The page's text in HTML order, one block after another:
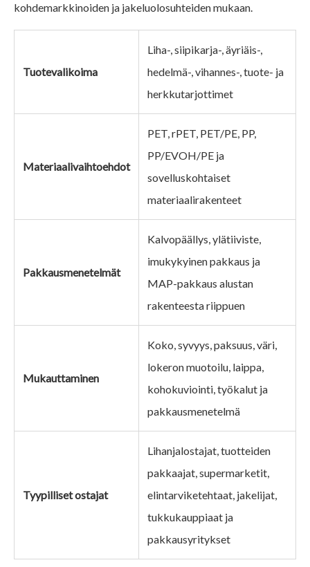
kohdemarkkinoiden ja jakeluolosuhteiden mukaan.
Tuotevalikoima
Liha-, siipikarja-, äyriäis-,
hedelmä-, vihannes-, tuote- ja
herkkutarjottimet
Materiaalivaihtoehdot
PET, rPET, PET/PE, PP,
PP/EVOH/PE ja
sovelluskohtaiset
materiaalirakenteet
Pakkausmenetelmät
Kalvopäällys, ylätiiviste,
imukykyinen pakkaus ja
MAP-pakkaus alustan
rakenteesta riippuen
Mukauttaminen
Koko, syvyys, paksuus, väri,
lokeron muotoilu, laippa,
kohokuviointi, työkalut ja
pakkausmenetelmä
Tyypilliset ostajat
Lihanjalostajat, tuotteiden
pakkaajat, supermarketit,
elintarviketehtaat, jakelijat,
tukkukauppiaat ja
pakkausyritykset